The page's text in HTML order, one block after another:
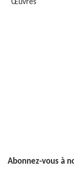
Œuvres
Abonnez-vous à